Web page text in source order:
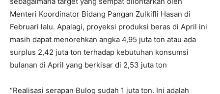
Menteri Koordinator Bidang Pangan Zulkifli Hasan di
Februari lalu. Apalagi, proyeksi produksi beras di April ini
masih dapat menorehkan angka 4,95 juta ton atau ada
surplus 2,42 juta ton terhadap kebutuhan konsumsi
bulanan di April yang berkisar di 2,53 juta ton
“Realisasi serapan Bulog sudah 1 juta ton. Ini adalah